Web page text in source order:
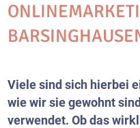
Viele sind sich hierbei
wie wir sie gewohnt
verwendet. Ob das